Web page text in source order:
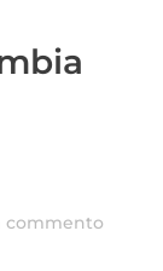
commento